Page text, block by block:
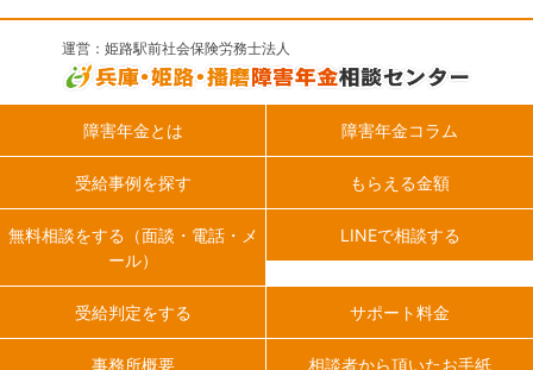
運営：姫路駅前社会保険労務士法人
障害年金とは 障害年金コラム
受給事例を探す もらえる金額
無料相談をする（面談・電話・メ
ール）
LINEで相談する
受給判定をする サポート料金
事務所概要 相談者から頂いたお手紙